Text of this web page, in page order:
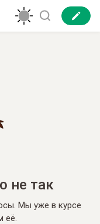
не так
Мы уже в курсе
её.